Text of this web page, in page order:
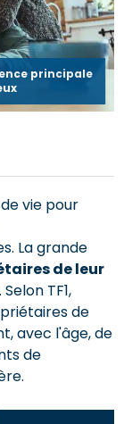
principale
vie pour
La grande
de leur
. Selon TF1,
de
avec l'âge, de
de